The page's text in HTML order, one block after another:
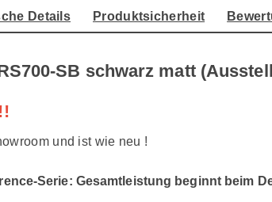
Details Produktsicherheit
SB schwarz matt
und ist wie neu !
Serie: Gesamtleistung beginnt beim